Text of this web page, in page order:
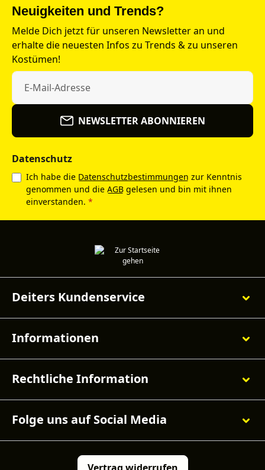
Neuigkeiten und Trends?
Melde Dich jetzt für unseren Newsletter an und
erhalte die neuesten Infos zu Trends & zu unseren
Kostümen!
NEWSLETTER ABONNIEREN
Datenschutz
Ich habe die Datenschutzbestimmungen zur Kenntnis
genommen und die AGB gelesen und bin mit ihnen
einverstanden. *
Deiters Kundenservice
Informationen
Rechtliche Information
Folge uns auf Social Media